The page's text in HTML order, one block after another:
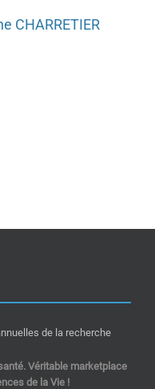
CHARRETIER
Véritable marketplace
de la Vie !